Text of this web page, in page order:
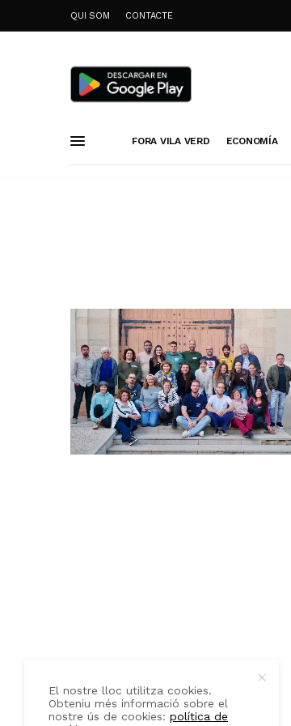
QUI SOM CONTACTE
FORA VILA VERD ECONOMÍA
QUI SOM CONTACTE
El nostre lloc utilitza cookies.
Obteniu més informació sobre el
nostre ús de cookies:política de